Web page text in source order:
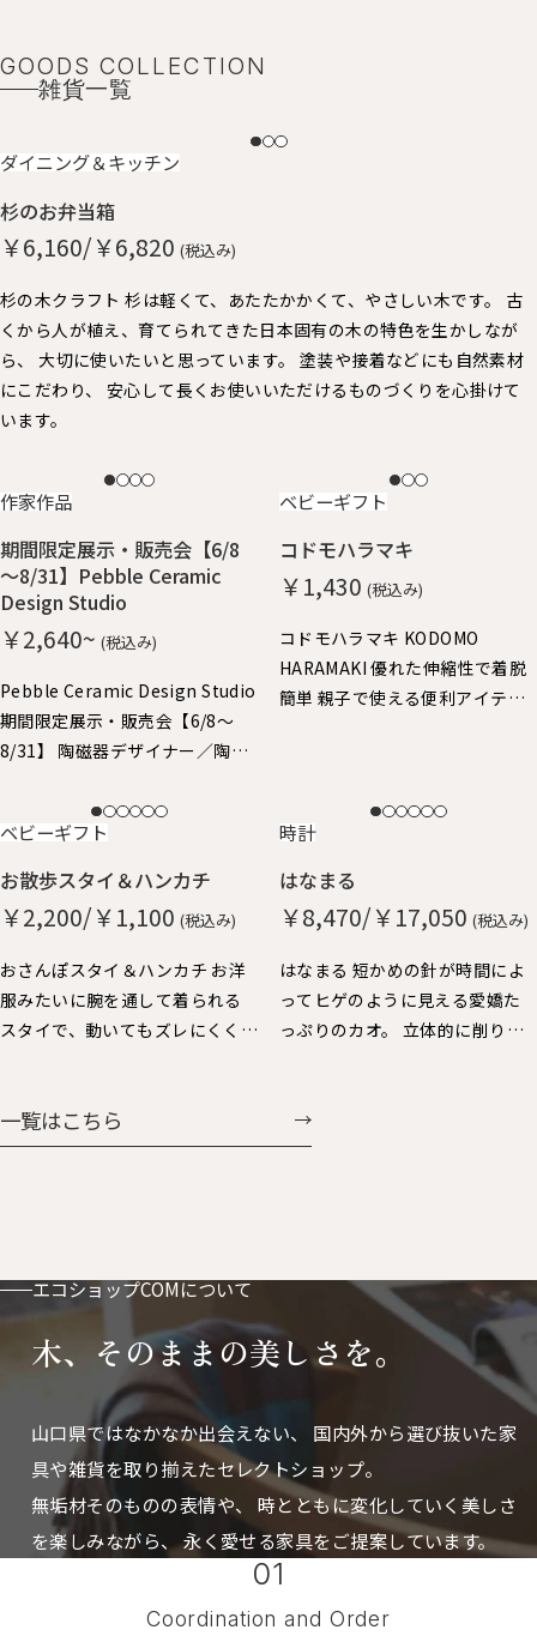
GOODS COLLECTION
雑貨一覧
一覧はこちら
NEW
ダイニング＆キッチン
杉のお弁当箱
￥6,160/￥6,820 (税込み)
杉の木クラフト 杉は軽くて、あたたかかくて、やさしい木です。 古
くから人が植え、育てられてきた日本固有の木の特色を生かしなが
ら、 大切に使いたいと思っています。 塗装や接着などにも自然素材
にこだわり、 安心して長くお使いいただけるものづくりを心掛けて
います。
NEW
作家作品
期間限定展示・販売会【6/8
～8/31】Pebble Ceramic
Design Studio
￥2,640~ (税込み)
Pebble Ceramic Design Studio
期間限定展示・販売会【6/8～
8/31】 陶磁器デザイナー／陶磁
の石原さん やさしいタッチの絵
付け器を中心に特別展示させて
いただきました。 どれも1点もの
了となります。
NEW
ベビーギフト
コドモハラマキ
￥1,430 (税込み)
コドモハラマキ KODOMO
HARAMAKI 優れた伸縮性で着脱
簡単 親子で使える便利アイテ
NEW
ベビーギフト
お散歩スタイ＆ハンカチ
￥2,200/￥1,100 (税込み)
おさんぽスタイ＆ハンカチ お洋
服みたいに腕を通して着られる
スタイで、動いてもズレにくく、
付。ベビーカーやバッグに付け
ておけば鼻水や涙もすぐに拭け
NEW
時計
はなまる
￥8,470/￥17,050 (税込み)
はなまる 短かめの針が時間によ
ってヒゲのように見える愛嬌た
っぷりのカオ。 立体的に削り出
に掛けたときの凸っぱり具合
も、可愛さ「はなまる」。 はな
掛け時計としても使えます。
エコショップCOMについて
木、そのままの美しさを。
山口県ではなかなか出会えない、
国内外から選び抜いた家
具や雑貨を取り揃えたセレクトショップ。
無垢材そのものの表情や、 時とともに変化していく美しさ
を楽しみながら、永く愛せる家具をご提案しています。
01
Coordination and Order